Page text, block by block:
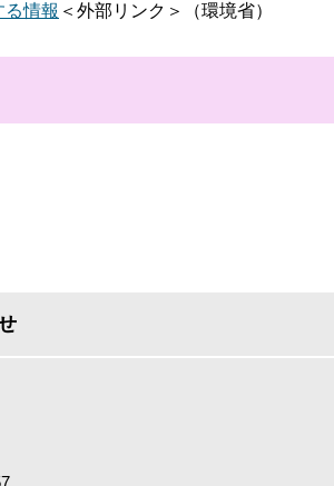
情報 ＜外部リンク＞ （環境省）